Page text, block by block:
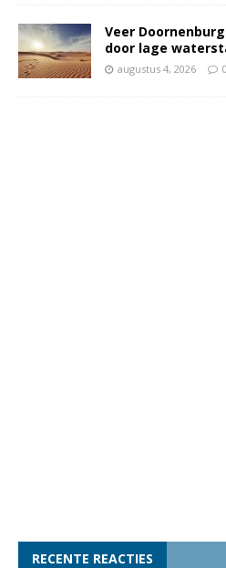
Veer
door lage
augustus 4, 2026 0
RECENTE REACTIES